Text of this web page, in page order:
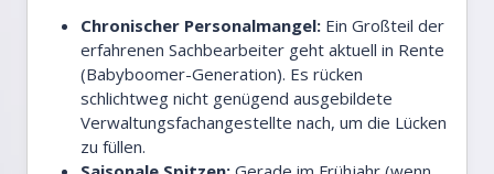
Chronischer Personalmangel: Ein Großteil der
erfahrenen Sachbearbeiter geht aktuell in Rente
(Babyboomer-Generation). Es rücken
schlichtweg nicht genügend ausgebildete
Verwaltungsfachangestellte nach, um die Lücken
zu füllen.